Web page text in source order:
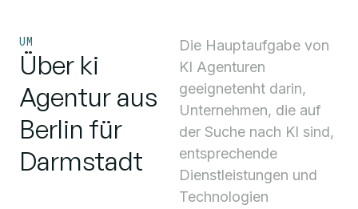
UM
Über ki
Agentur aus
Berlin für
Darmstadt
Die Hauptaufgabe von
KI Agenturen
geeignetenht darin,
Unternehmen, die auf
der Suche nach KI sind,
entsprechende
Dienstleistungen und
Technologien